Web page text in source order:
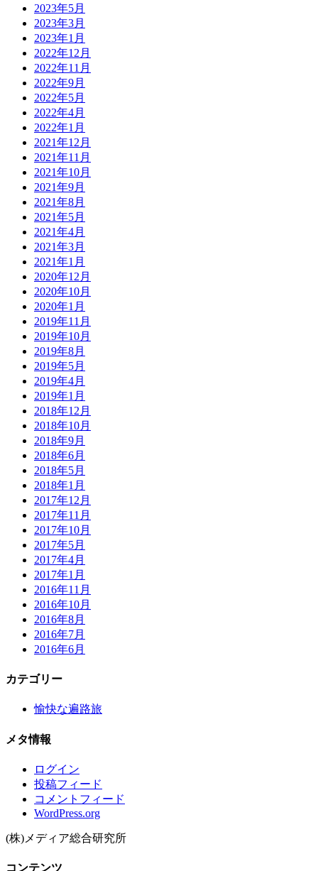
2023年5月
2023年3月
2023年1月
2022年12月
2022年11月
2022年9月
2022年5月
2022年4月
2022年1月
2021年12月
2021年11月
2021年10月
2021年9月
2021年8月
2021年5月
2021年4月
2021年3月
2021年1月
2020年12月
2020年10月
2020年1月
2019年11月
2019年10月
2019年8月
2019年5月
2019年4月
2019年1月
2018年12月
2018年10月
2018年9月
2018年6月
2018年5月
2018年1月
2017年12月
2017年11月
2017年10月
2017年5月
2017年4月
2017年1月
2016年11月
2016年10月
2016年8月
2016年7月
2016年6月
カテゴリー
愉快な遍路旅
メタ情報
ログイン
投稿フィード
コメントフィード
WordPress.org
(株)メディア総合研究所
コンテンツ